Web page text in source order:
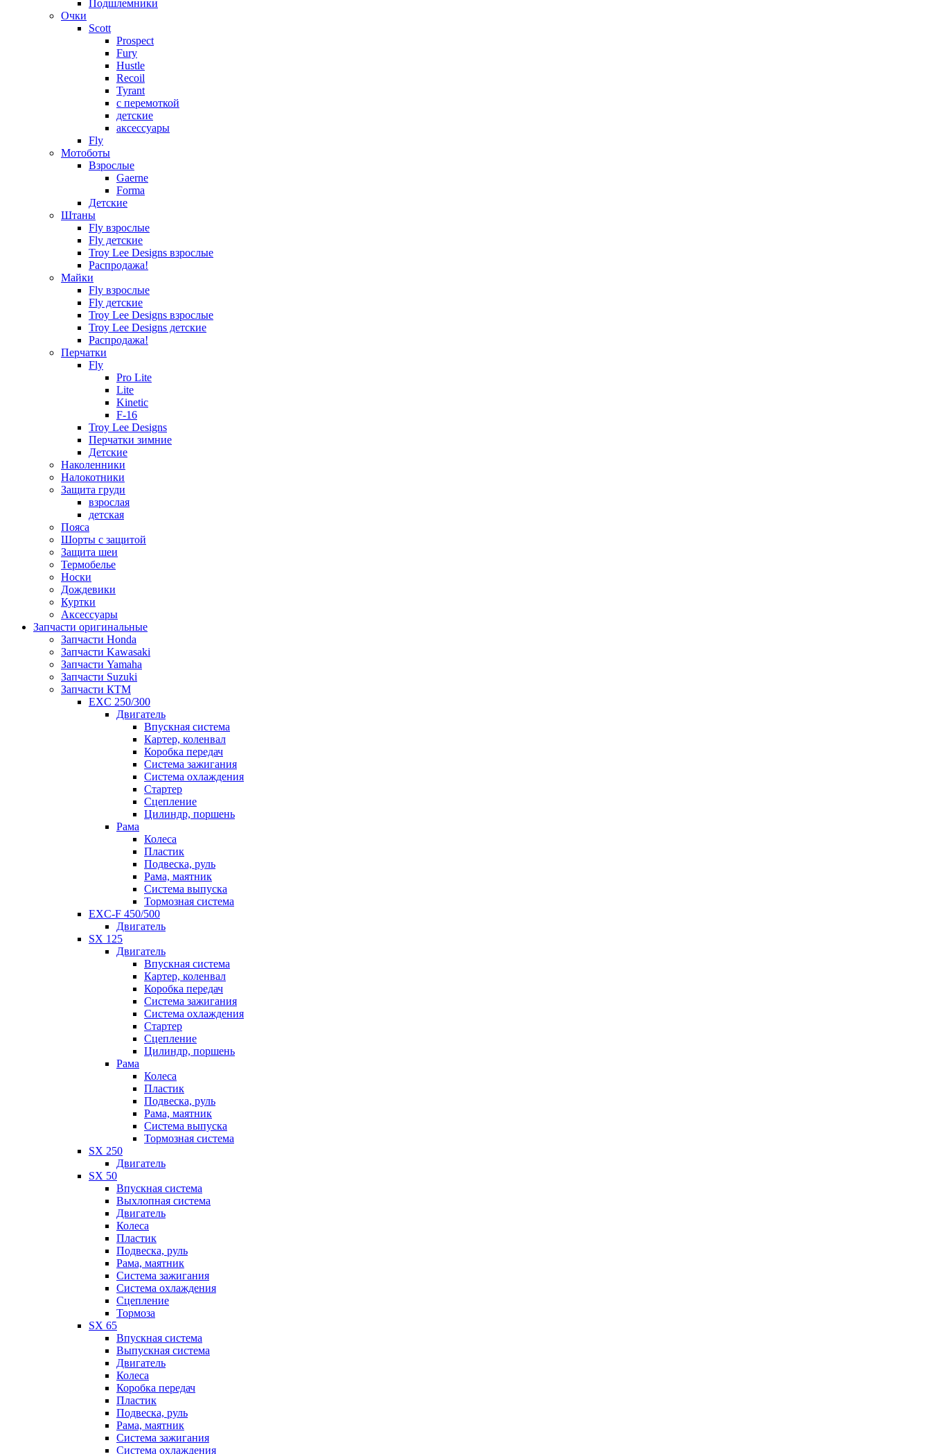
Подшлемники
Очки
Scott
Prospect
Fury
Hustle
Recoil
Tyrant
с перемоткой
детские
аксессуары
Fly
Мотоботы
Взрослые
Gaerne
Forma
Детские
Штаны
Fly взрослые
Fly детские
Troy Lee Designs взрослые
Распродажа!
Майки
Fly взрослые
Fly детские
Troy Lee Designs взрослые
Troy Lee Designs детские
Распродажа!
Перчатки
Fly
Pro Lite
Lite
Kinetic
F-16
Troy Lee Designs
Перчатки зимние
Детские
Наколенники
Налокотники
Защита груди
взрослая
детская
Пояса
Шорты с защитой
Защита шеи
Термобелье
Носки
Дождевики
Куртки
Аксессуары
Запчасти оригинальные
Запчасти Honda
Запчасти Kawasaki
Запчасти Yamaha
Запчасти Suzuki
Запчасти КТМ
EXC 250/300
Двигатель
Впускная система
Картер, коленвал
Коробка передач
Система зажигания
Система охлаждения
Стартер
Сцепление
Цилиндр, поршень
Рама
Колеса
Пластик
Подвеска, руль
Рама, маятник
Система выпуска
Тормозная система
EXC-F 450/500
Двигатель
SX 125
Двигатель
Впускная система
Картер, коленвал
Коробка передач
Система зажигания
Система охлаждения
Стартер
Сцепление
Цилиндр, поршень
Рама
Колеса
Пластик
Подвеска, руль
Рама, маятник
Система выпуска
Тормозная система
SX 250
Двигатель
SX 50
Впускная система
Выхлопная система
Двигатель
Колеса
Пластик
Подвеска, руль
Рама, маятник
Система зажигания
Система охлаждения
Сцепление
Тормоза
SX 65
Впускная система
Выпускная система
Двигатель
Колеса
Коробка передач
Пластик
Подвеска, руль
Рама, маятник
Система зажигания
Система охлаждения